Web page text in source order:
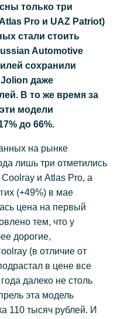
только три
Pro и UAZ Patriot)
стали стоить
Automotive
сохранили
даже
В то же время за
модели
до 66%.
на рынке
лишь три отметились
и Atlas Pro, а
(+49%) в мае
цена на первый
тем, что у
дорогие,
(в отличие от
в цене все
далеко не столь
эта модель
110 тысяч рублей. И